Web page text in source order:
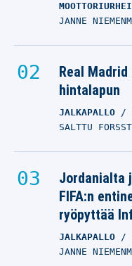
JANNE
Real
hintalapun
JALKAPALLO
SALTTU
Jordanialta
FIFA:n
ryöpyttää
JALKAPALLO
JANNE